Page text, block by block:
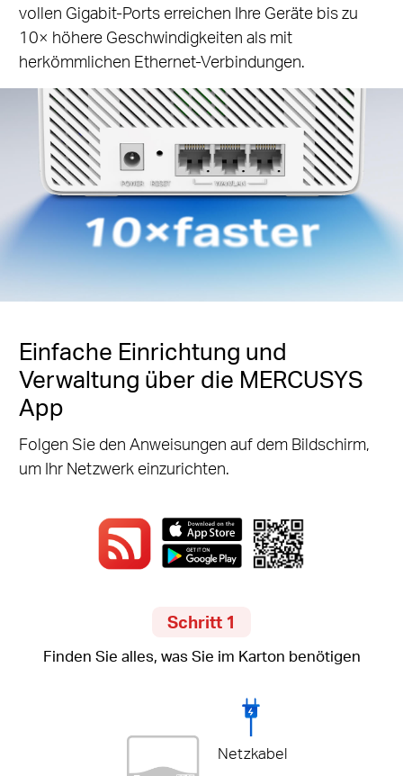
vollen Gigabit-Ports erreichen Ihre Geräte bis zu
10× höhere Geschwindigkeiten als mit
herkömmlichen Ethernet-Verbindungen.
Einfache Einrichtung und
Verwaltung über die MERCUSYS
App
Folgen Sie den Anweisungen auf dem Bildschirm,
um Ihr Netzwerk einzurichten.
Schritt 1
Finden Sie alles, was Sie im Karton benötigen
Netzkabel